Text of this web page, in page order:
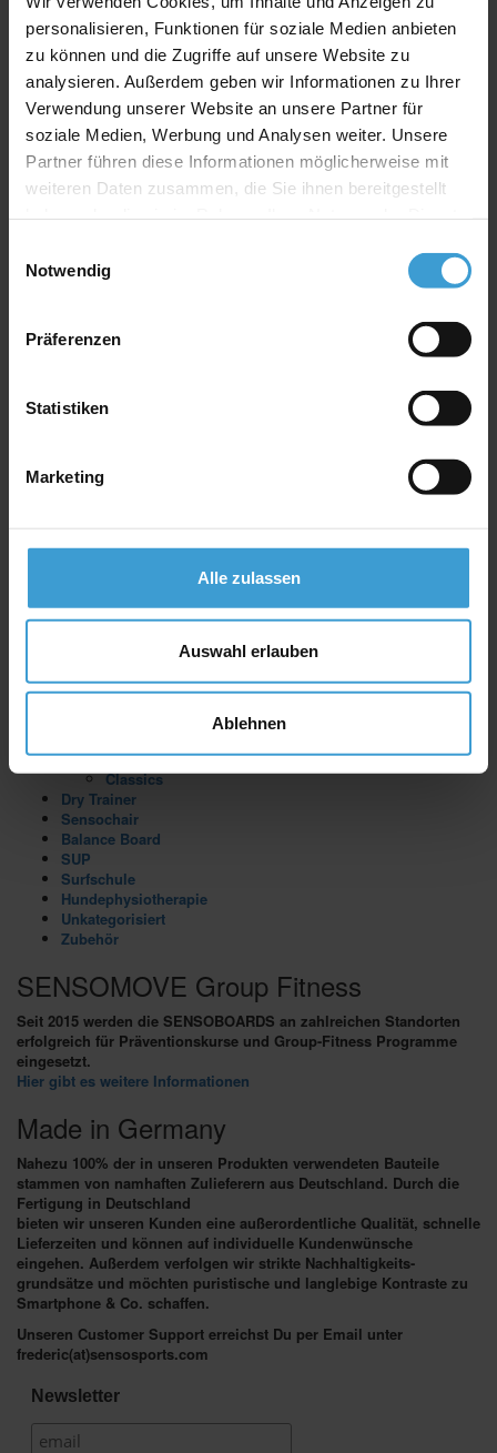
personalisieren, Funktionen für soziale Medien anbieten
zu können und die Zugriffe auf unsere Website zu
analysieren. Außerdem geben wir Informationen zu Ihrer
Verwendung unserer Website an unsere Partner für
soziale Medien, Werbung und Analysen weiter. Unsere
Partner führen diese Informationen möglicherweise mit
weiteren Daten zusammen, die Sie ihnen bereitgestellt
Notwendig
Präferenzen
Statistiken
Marketing
Alle zulassen
Auswahl erlauben
Ablehnen
An der Wann 2
63589 Linsengericht
info@sensosports.com
+49 6051 9773520
Balance Board vs. SENSOBOARD
Der Erfinder
SURFSCHULE
Ambassadors
Affiliate Dashboard
Produkt-Kategorien
Lite
Classics
Dry Trainer
Sensochair
Balance Board
SUP
Surfschule
Hundephysiotherapie
Unkategorisiert
Zubehör
SENSOMOVE Group Fitness
Seit 2015 werden die SENSOBOARDS an zahlreichen Standorten
erfolgreich für Präventionskurse und Group-Fitness Programme
eingesetzt.
Hier gibt es weitere Informationen
Made in Germany
Nahezu 100% der in unseren Produkten verwendeten Bauteile
stammen von namhaften Zulieferern aus Deutschland. Durch die
Fertigung in Deutschland
bieten wir unseren Kunden eine außerordentliche Qualität, schnelle
Lieferzeiten und können auf individuelle Kundenwünsche
eingehen. Außerdem verfolgen wir strikte Nachhaltigkeits-
grundsätze und möchten puristische und langlebige Kontraste zu
Smartphone & Co. schaffen.
Unseren Customer Support erreichst Du per Email unter
frederic(at)sensosports.com
Newsletter